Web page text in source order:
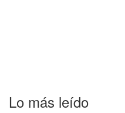
Lo más leído